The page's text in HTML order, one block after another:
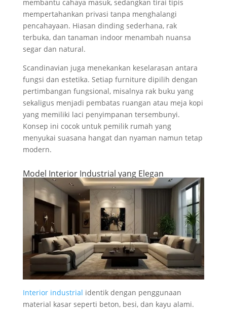
membantu cahaya masuk, sedangkan tirai tipis
mempertahankan privasi tanpa menghalangi
pencahayaan. Hiasan dinding sederhana, rak
terbuka, dan tanaman indoor menambah nuansa
segar dan natural.
Scandinavian juga menekankan keselarasan antara
fungsi dan estetika. Setiap furniture dipilih dengan
pertimbangan fungsional, misalnya rak buku yang
sekaligus menjadi pembatas ruangan atau meja kopi
yang memiliki laci penyimpanan tersembunyi.
Konsep ini cocok untuk pemilik rumah yang
menyukai suasana hangat dan nyaman namun tetap
modern.
Model Interior Industrial yang Elegan
Interior industrial identik dengan penggunaan
material kasar seperti beton, besi, dan kayu alami.